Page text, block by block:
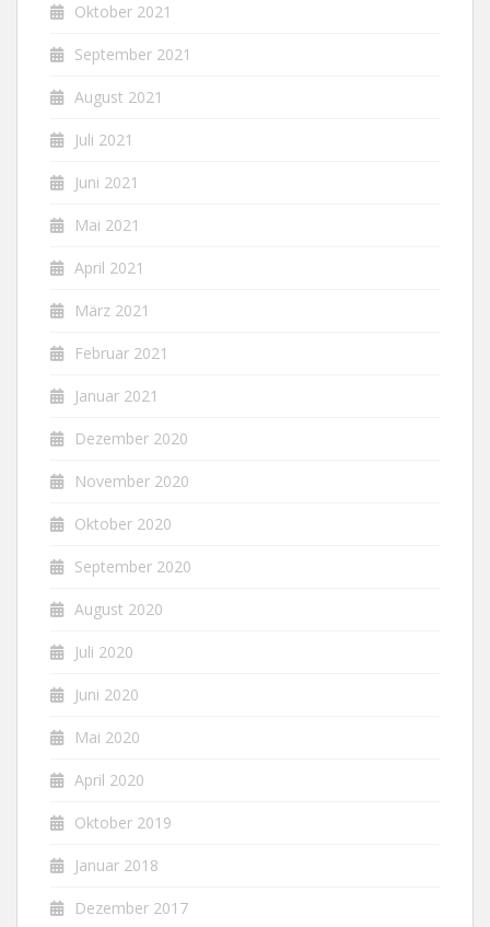
Oktober 2021
September 2021
August 2021
Juli 2021
Juni 2021
Mai 2021
April 2021
März 2021
Februar 2021
Januar 2021
Dezember 2020
November 2020
Oktober 2020
September 2020
August 2020
Juli 2020
Juni 2020
Mai 2020
April 2020
Oktober 2019
Januar 2018
Dezember 2017